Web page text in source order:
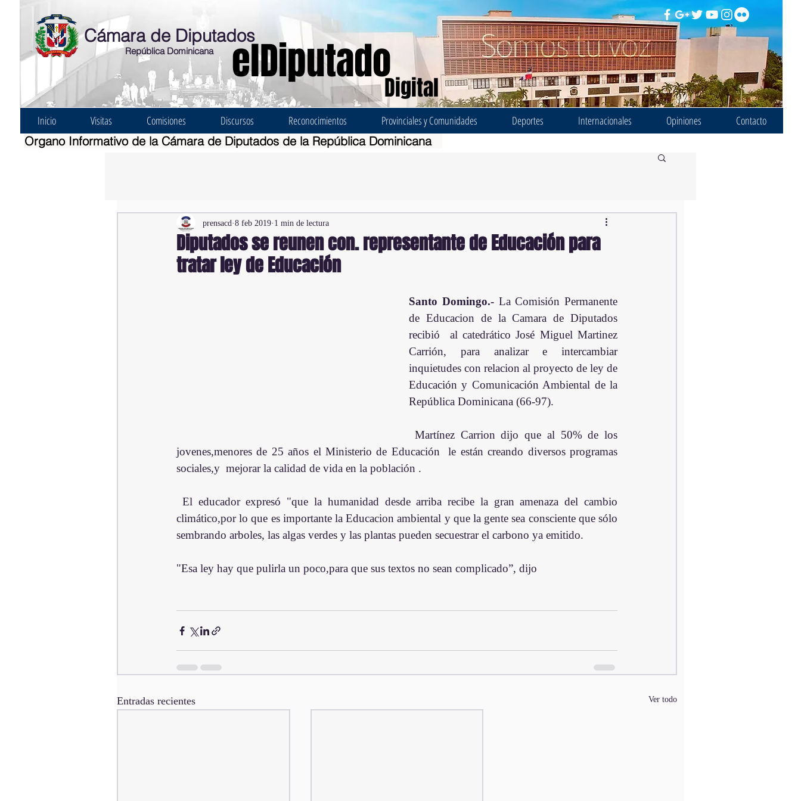
Digital
elDiputado
Cámara de Diputados
República Dominicana
Inicio Visitas Comisiones Discursos Reconocimientos Provinciales y Comunidades Deportes Internacionales Opiniones Contacto
Organo Informativo de la Cámara de Diputados de la República Dominicana
Diputados se reunen con. representante de Educación para
tratar ley de Educación
prensacd 8 feb 2019 1 min de lectura
Santo Domingo.- La Comisión Permanente
de Educacion de la Camara de Diputados
recibió  al catedrático José Miguel Martinez
Carrión, para analizar e intercambiar
inquietudes con relacion al proyecto de ley de
Educación y Comunicación Ambiental de la
República Dominicana (66-97).
jovenes,menores de 25 años el Ministerio de Educación  le están creando diversos programas
sociales,y  mejorar la calidad de vida en la población .
climático,por lo que es importante la Educacion ambiental y que la gente sea consciente que sólo
sembrando arboles, las algas verdes y las plantas pueden secuestrar el carbono ya emitido.
"Esa ley hay que pulirla un poco,para que sus textos no sean complicado”, dijo
Entradas recientes Ver todo